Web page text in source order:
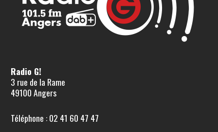
Radio G!
3 rue de la Rame
49100 Angers
Téléphone : 02 41 60 47 47